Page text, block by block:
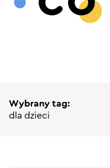
Wybrany tag:
dla dzieci